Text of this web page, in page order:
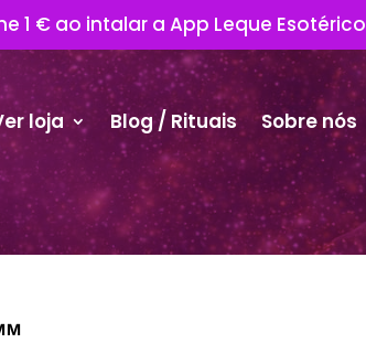
1 € ao intalar a App Leque Esotérico
loja Blog / Rituais Sobre nós